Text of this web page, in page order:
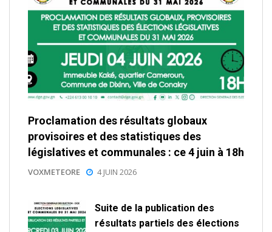
Proclamation des résultats globaux
provisoires et des statistiques des
législatives et communales : ce 4 juin à 18h
VOXMETEORE 4 JUIN 2026
Suite de la publication des
résultats partiels des élections